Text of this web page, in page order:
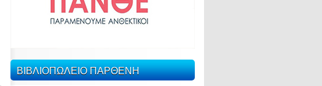
ΒΙΒΛΙΟΠΩΛΕΙΟ ΠΑΡΘΕΝΗ